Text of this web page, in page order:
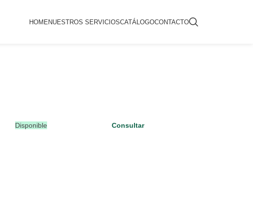
HOMENUESTROS SERVICIOSCATÁLOGOCONTACTO
Disponible Consultar